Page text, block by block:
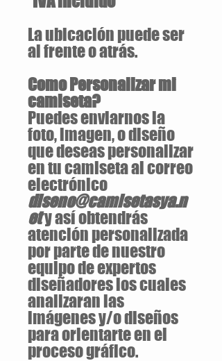
La ubicación puede ser
al frente o atrás.
Como Personalizar mi
camiseta?
Puedes enviarnos la
foto, imagen, o diseño
que deseas personalizar
en tu camiseta al correo
electrónico
diseno@camisetasya.n
ety así obtendrás
atención personalizada
por parte de nuestro
equipo de expertos
diseñadores los cuales
analizaran las
imágenes y/o diseños
para orientarte en el
proceso gráfico.